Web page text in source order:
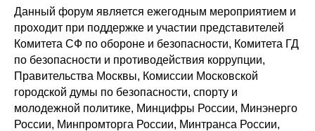
Данный форум является ежегодным мероприятием и
проходит при поддержке и участии представителей
Комитета СФ по обороне и безопасности, Комитета ГД
по безопасности и противодействия коррупции,
Правительства Москвы, Комиссии Московской
городской думы по безопасности, спорту и
молодежной политике, Минцифры России, Минэнерго
России, Минпромторга России, Минтранса России,